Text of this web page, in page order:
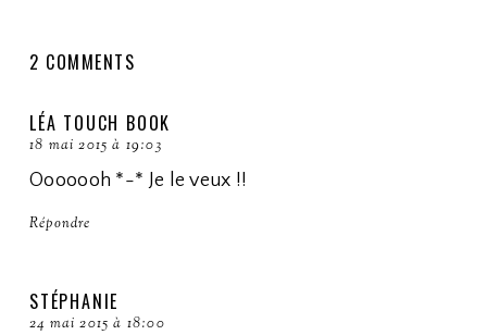
2 COMMENTS
LÉA TOUCH BOOK
18 mai 2015 à 19:03
Ooooooh *-* Je le veux !!
Répondre
STÉPHANIE
24 mai 2015 à 18:00